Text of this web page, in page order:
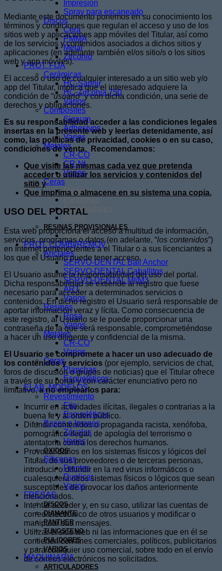
Impresión
Spray para escaneado
Discos
Cera
PMMA
Metal
Zirconio
PROT. FIJA
Cerámicas
HC-Saphir
HC-Zirconia 750
Varios
Composites
Signum
Adhesivos
Varios
Metales
CR-CO
CR-NI
Varios
Ceras
Modelar
Espaciadores
Varios
RESINAS PROVISIONALES
Anaxdent
PROT. COMBI/REMOV
Anclajes
SERVO-DENTAL Ball Anchor
SERVO-DENTAL Caballitos
SERVO-DENTAL MI/M3
ART
Varios
Resinas
Rosa
Varios
Metales
CR-CO
Varios
Ceras
Planchas
Esqueléticos
ELAB. MODELOS
Revestimiento
Fija
Esqueléticos
Bases e Imanes
Zócalos
Varios
ÓXIDOS
Siliconas
Frentes
Duplicar
Varios
FRESAS
DISCOS
DIAMANTE
PANTHER
TUNGSTENO
PULIDORES
VARIOS
MAQUINARIA
ARTICULADORES
Mediante este documento ponemos en su conocimiento los
términos y condiciones que regulan el acceso y uso de los
sitios web y aplicaciones app móviles del Titular, así como
de los servicios y contenidos asociados a dichos sitios y
aplicaciones (en adelante también el/os sitio/s o los sitios
web y app móviles).
El acceso o uso de cualquier interesado a un sitio web y/o
app del Titular, implica que el interesado adquiere la
condición de “usuario” y con dicha condición, una serie de
derechos y obligaciones.
Es su responsabilidad acceder a las condiciones legales
insertas en la presente web y leerlas detenidamente, así
como, las políticas de privacidad, cookies o en su caso,
condiciones de venta. Recomendamos:
Que visite las mismas cada vez que pretenda
acceder o utilizar los servicios y contenidos del
sitio y
Que imprima o almacene en su sistema una copia.
USO DEL PORTAL
Esta web proporciona el acceso a multitud de información,
servicios, programas o datos (en adelante, “los contenidos”)
en Internet pertenecientes a el Titular o a sus licenciantes a
los que el Usuario puede tener acceso.
El Usuario asume la responsabilidad del uso del portal.
Dicha responsabilidad se extiende al registro que fuese
necesario para acceder a determinados servicios o
contenidos. En dicho registro el Usuario será responsable de
aportar información veraz y lícita. Como consecuencia de
este registro, al Usuario se le puede proporcionar una
contraseña de la que será responsable, comprometiéndose
a hacer un uso diligente y confidencial de la misma.
El Usuario se compromete a hacer un uso adecuado de
los contenidos y servicios (por ejemplo, servicios de chat,
foros de discusión o grupos de noticias) que el Titular ofrece
a través de su portal y con carácter enunciativo pero no
limitativo,a no emplearlos para:
Incurrir en actividades ilícitas, ilegales o contrarias a la
buena fe y al orden público.
Difundir contenidos o propaganda racista, xenófoba,
pornográfico-ilegal, de apología del terrorismo o
atentatoria contra los derechos humanos.
Provocar daños en los sistemas físicos y lógicos del
Titular, de sus proveedores o de terceras personas,
introducir o difundir en la red virus informáticos o
cualesquiera otros sistemas físicos o lógicos que sean
susceptibles de provocar los daños anteriormente
mencionados.
Intentar acceder y, en su caso, utilizar las cuentas de
correo electrónico de otros usuarios y modificar o
manipular sus mensajes.
Utilizar el sitio web ni las informaciones que en él se
contienen con fines comerciales, políticos, publicitarios
y para cualquier uso comercial, sobre todo en el envío
de correos electrónicos no solicitados.